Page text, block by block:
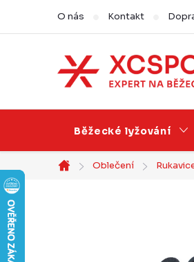
obsah
O nás Kontakt
Běžecké lyžování
Domů
Oblečení